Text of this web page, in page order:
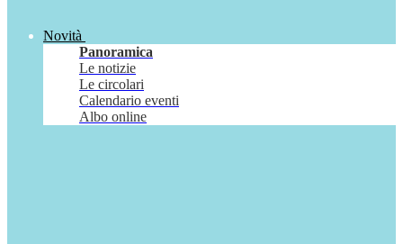
Novità
Panoramica
Le notizie
Le circolari
Calendario eventi
Albo online